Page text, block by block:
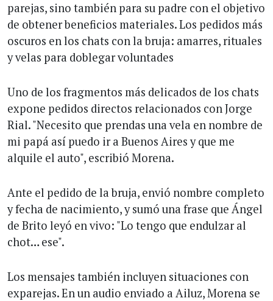
parejas, sino también para su padre con el objetivo
de obtener beneficios materiales. Los pedidos más
oscuros en los chats con la bruja: amarres, rituales
y velas para doblegar voluntades
Uno de los fragmentos más delicados de los chats
expone pedidos directos relacionados con Jorge
Rial. "Necesito que prendas una vela en nombre de
mi papá así puedo ir a Buenos Aires y que me
alquile el auto", escribió Morena.
Ante el pedido de la bruja, envió nombre completo
y fecha de nacimiento, y sumó una frase que Ángel
de Brito leyó en vivo: "Lo tengo que endulzar al
chot… ese".
Los mensajes también incluyen situaciones con
exparejas. En un audio enviado a Ailuz, Morena se